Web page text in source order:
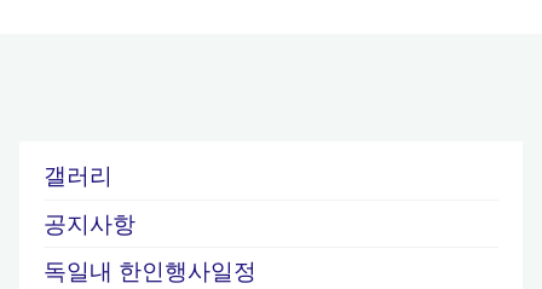
갤러리
공지사항
독일내 한인행사일정